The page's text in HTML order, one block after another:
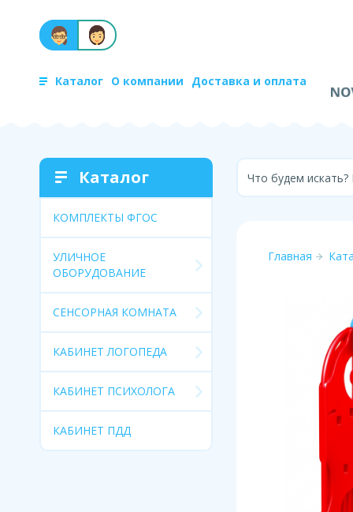
Каталог О компании Доставка и оплата
Каталог
КОМПЛЕКТЫ ФГОС
УЛИЧНОЕ
ОБОРУДОВАНИЕ
СЕНСОРНАЯ КОМНАТА
КАБИНЕТ ЛОГОПЕДА
КАБИНЕТ ПСИХОЛОГА
КАБИНЕТ ПДД
Что будем
Главная